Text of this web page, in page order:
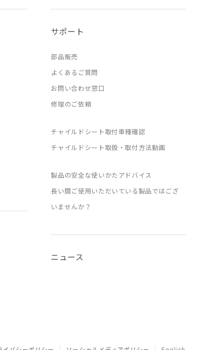
サポート
部品販売
よくあるご質問
お問い合わせ窓口
修理のご依頼
チャイルドシート取付車種確認
チャイルドシート取扱・取付方法動画
製品の安全な使いかたアドバイス
長い間ご使用いただいている製品ではござ
いませんか？
ニュース